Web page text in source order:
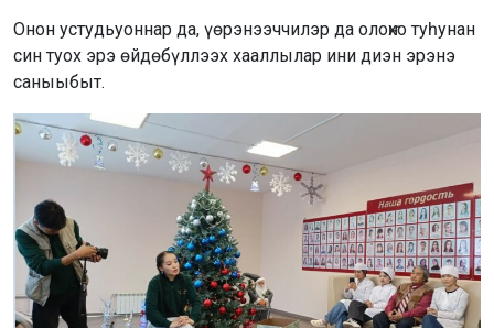
Онон устудьуоннар да, үөрэнээччилэр да олоҥхо туһунан
син туох эрэ өйдөбүллээх хааллылар ини диэн эрэнэ
саныыбыт.